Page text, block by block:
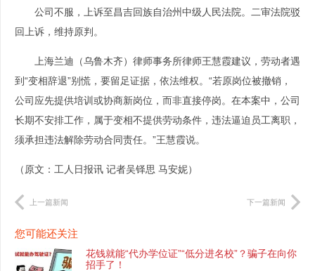
公司不服，上诉至昌吉回族自治州中级人民法院。二审法院驳
回上诉，维持原判。
上海兰迪（乌鲁木齐）律师事务所律师王慧霞建议，劳动者遇
到“变相辞退”别慌，要留足证据，依法维权。“若原岗位被撤销，
公司应先提供培训或协商新岗位，而非直接停岗。在本案中，公司
长期不安排工作，属于变相不提供劳动条件，违法逼迫员工离职，
须承担违法解除劳动合同责任。”王慧霞说。
（原文：工人日报讯 记者吴铎思 马安妮）
上一篇新闻 下一篇新闻
您可能还关注
花钱就能“代办学位证”“低分进名校”？骗子在向你
招手了！